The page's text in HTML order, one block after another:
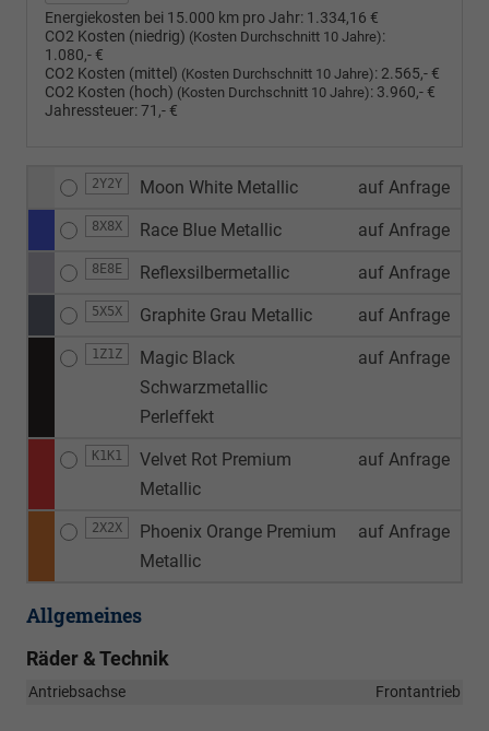
Energiekosten bei 15.000 km pro Jahr: 1.334,16 €
CO2 Kosten (niedrig) (Kosten Durchschnitt 10 Jahre):
1.080,- €
CO2 Kosten (mittel) (Kosten Durchschnitt 10 Jahre): 2.565,- €
CO2 Kosten (hoch) (Kosten Durchschnitt 10 Jahre): 3.960,- €
Jahressteuer:71,- €
2Y2Y Moon White Metallic auf Anfrage
8X8X Race Blue Metallic auf Anfrage
8E8E Reflexsilbermetallic auf Anfrage
5X5X Graphite Grau Metallic auf Anfrage
1Z1Z
Magic Black
Schwarzmetallic
Perleffekt
auf Anfrage
K1K1
Velvet Rot Premium
Metallic
auf Anfrage
2X2X
Phoenix Orange Premium
Metallic
auf Anfrage
Allgemeines
Räder & Technik
Antriebsachse Frontantrieb